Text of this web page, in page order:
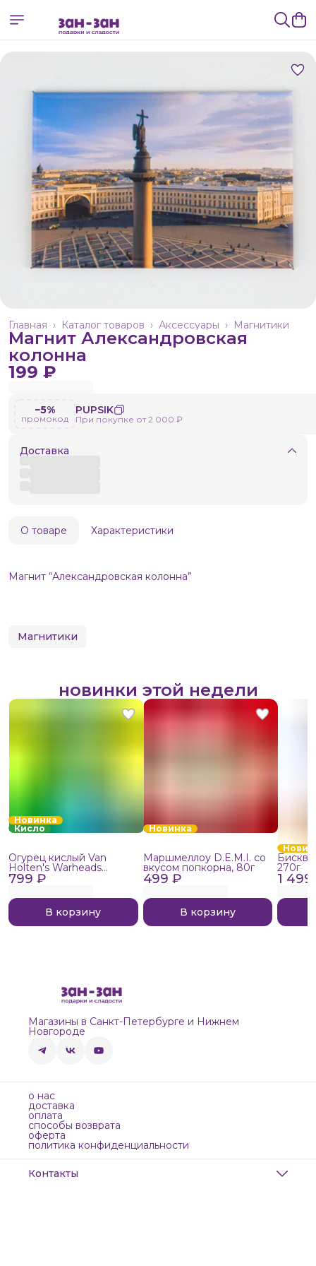
Магнитики
Аксессуары ›
Каталог товаров ›
Главная ›
Магнит Александровская
колонна
199 ₽
−5%
промокод
PUPSIK
При покупке от 2 000 ₽
Доставка
О товаре Характеристики
Магнит “Александровская колонна”
Магнитики
новинки этой недели
Новинка
Кисло
799 ₽
Огурец кислый Van
Holten's Warheads
Extreme Sour, 140г
В корзину
Новинка
499 ₽
Маршмеллоу D.E.M.I. со
вкусом попкорна, 80г
В корзину
1
270г
Магазины в Санкт-Петербурге и Нижнем
Новгороде
о нас
доставка
оплата
способы возврата
оферта
политика конфиденциальности
Контакты